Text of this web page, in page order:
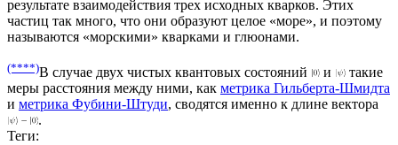
результате взаимодействия трех исходных кварков. Этих
частиц так много, что они образуют целое «море», и поэтому
называются «морскими» кварками и глюонами.
(****)В случае двух чистых квантовых состояний и
такие
меры расстояния между ними, как метрика Гильберта-Шмидта
и метрика Фубини-Штуди, сводятся именно к длине вектора
.
Теги: